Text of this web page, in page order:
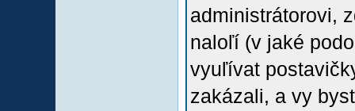
administrátorovi,
naloľí (v jaké
vyuľívat
zakázali, a vy